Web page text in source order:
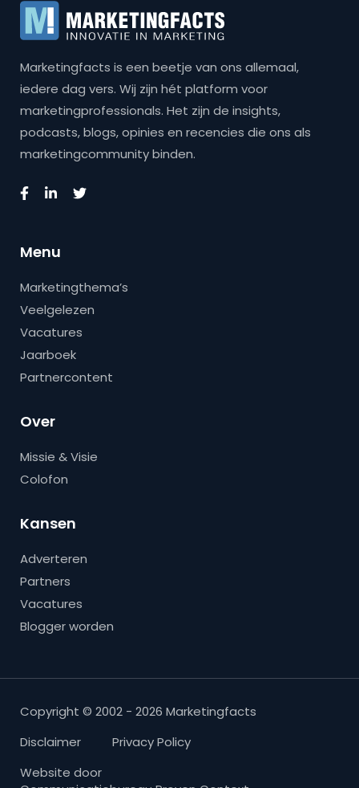
Marketingfacts is een beetje van ons allemaal,
iedere dag vers. Wij zijn hét platform voor
marketingprofessionals. Het zijn de insights,
podcasts, blogs, opinies en recencies die ons als
marketingcommunity binden.
Menu
Marketingthema’s
Veelgelezen
Vacatures
Jaarboek
Partnercontent
Over
Missie & Visie
Colofon
Kansen
Adverteren
Partners
Vacatures
Blogger worden
Copyright © 2002 - 2026 Marketingfacts
Disclaimer
Privacy Policy
Website door